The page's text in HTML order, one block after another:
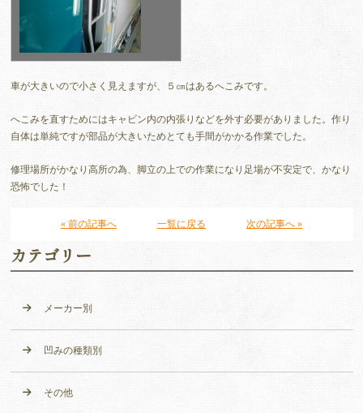
車が大きいので小さく見えますが、５㎝はあるへこみです。
へこみを直すためにはキャビン内の内張りなどを外す必要がありました。作り
自体は単純ですが部品が大きいためとても手間がかかる作業でした。
修理場所がかなり高所の為、脚立の上での作業になり足場が不安定で、かなり
恐怖でした！
« 前の記事へ 一覧に戻る 次の記事へ »
カテゴリー
メーカー別
凹みの種類別
その他